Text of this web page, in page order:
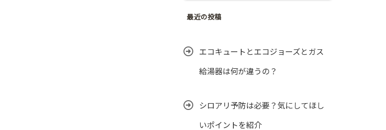
最近の投稿
エコキュートとエコジョーズとガス
給湯器は何が違うの？
シロアリ予防は必要？気にしてほし
いポイントを紹介